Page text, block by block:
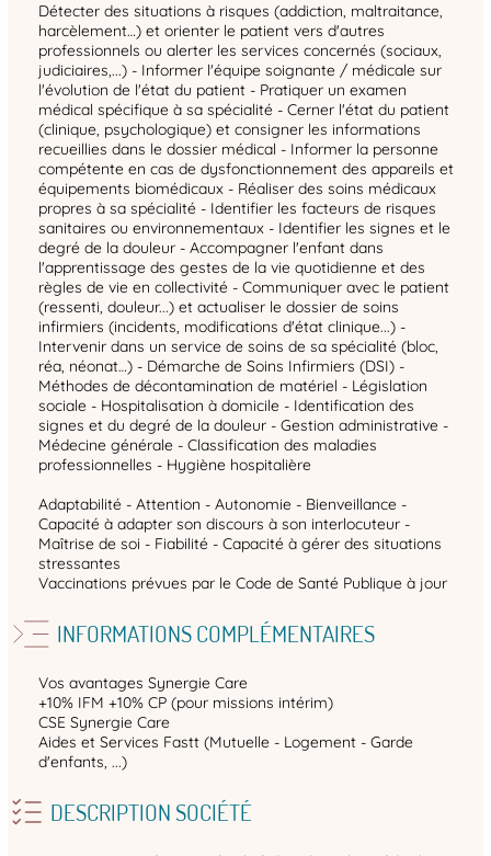
Détecter des situations à risques (addiction, maltraitance,
harcèlement…) et orienter le patient vers d'autres
professionnels ou alerter les services concernés (sociaux,
judiciaires,...) - Informer l'équipe soignante / médicale sur
l'évolution de l'état du patient - Pratiquer un examen
médical spécifique à sa spécialité - Cerner l'état du patient
(clinique, psychologique) et consigner les informations
recueillies dans le dossier médical - Informer la personne
compétente en cas de dysfonctionnement des appareils et
équipements biomédicaux - Réaliser des soins médicaux
propres à sa spécialité - Identifier les facteurs de risques
sanitaires ou environnementaux - Identifier les signes et le
degré de la douleur - Accompagner l'enfant dans
l'apprentissage des gestes de la vie quotidienne et des
règles de vie en collectivité - Communiquer avec le patient
(ressenti, douleur...) et actualiser le dossier de soins
infirmiers (incidents, modifications d'état clinique...) -
Intervenir dans un service de soins de sa spécialité (bloc,
réa, néonat…) - Démarche de Soins Infirmiers (DSI) -
Méthodes de décontamination de matériel - Législation
sociale - Hospitalisation à domicile - Identification des
signes et du degré de la douleur - Gestion administrative -
Médecine générale - Classification des maladies
professionnelles - Hygiène hospitalière
Adaptabilité - Attention - Autonomie - Bienveillance -
Capacité à adapter son discours à son interlocuteur -
Maîtrise de soi - Fiabilité - Capacité à gérer des situations
stressantes
Vaccinations prévues par le Code de Santé Publique à jour
INFORMATIONS COMPLÉMENTAIRES
Vos avantages Synergie Care
+10% IFM +10% CP (pour missions intérim)
CSE Synergie Care
Aides et Services Fastt (Mutuelle - Logement - Garde
d'enfants, ...)
DESCRIPTION SOCIÉTÉ